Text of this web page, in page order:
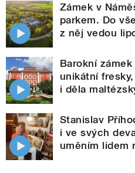
Zámek v
parkem. Do
z něj vedou
Barokní
unikátní
i děla
Stanislav
i ve svých
uměním lidem